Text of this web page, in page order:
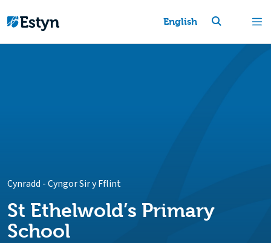
English
Cynradd -Cyngor Sir y Fflint
St Ethelwold’s Primary
School